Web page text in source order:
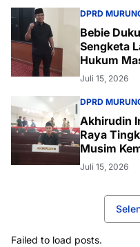
DPRD
Bebie
Sengketa
Hukum
Juli 15, 2026
DPRD
Akhirudin
Raya
Musim
Juli 15, 2026
Failed to load posts.